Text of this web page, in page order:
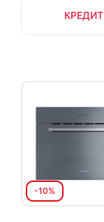
КРЕДИТ
-10%